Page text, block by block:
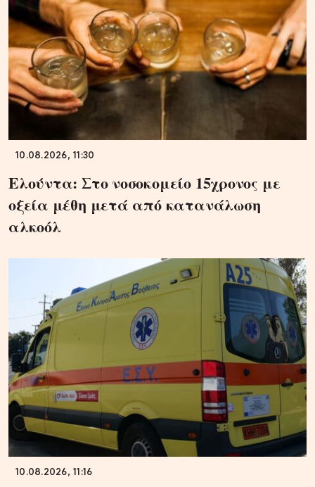
10.08.2026, 11:30
Ελούντα: Στο νοσοκομείο 15χρονος με
οξεία μέθη μετά από κατανάλωση
αλκοόλ
10.08.2026, 11:16